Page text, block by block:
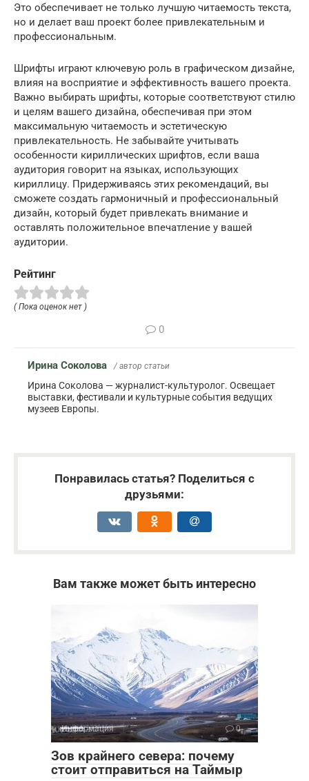
Это обеспечивает не только лучшую читаемость текста,
но и делает ваш проект более привлекательным и
профессиональным.
Шрифты играют ключевую роль в графическом дизайне,
влияя на восприятие и эффективность вашего проекта.
Важно выбирать шрифты, которые соответствуют стилю
и целям вашего дизайна, обеспечивая при этом
максимальную читаемость и эстетическую
привлекательность. Не забывайте учитывать
особенности кириллических шрифтов, если ваша
аудитория говорит на языках, использующих
кириллицу. Придерживаясь этих рекомендаций, вы
сможете создать гармоничный и профессиональный
дизайн, который будет привлекать внимание и
оставлять положительное впечатление у вашей
аудитории.
Рейтинг
( Пока оценок нет )
0
Ирина Соколова / автор статьи
Ирина Соколова — журналист-культуролог. Освещает
выставки, фестивали и культурные события ведущих
музеев Европы.
Понравилась статья? Поделиться с
друзьями:
Вам также может быть интересно
Информация 0
Зов крайнего севера: почему
стоит отправиться на Таймыр